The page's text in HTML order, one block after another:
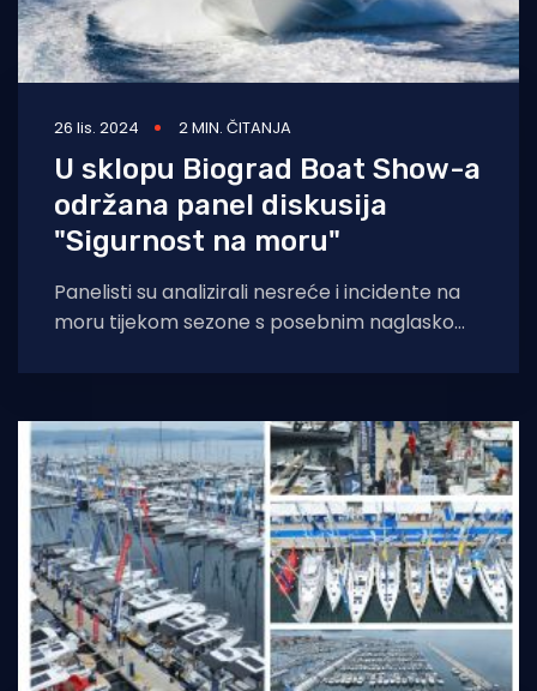
26 lis. 2024 2 MIN. ČITANJA
U sklopu Biograd Boat Show-a
održana panel diskusija
"Sigurnost na moru"
Panelisti su analizirali nesreće i incidente na
moru tijekom sezone s posebnim naglaskom